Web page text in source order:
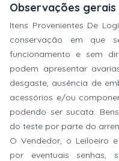
Observações gerais
Itens Provenientes De
conservação em que
funcionamento e sem
podem apresentar
desgaste, ausência de
acessórios e/ou
podendo ser sucata.
do teste por parte do
O Vendedor, o Leiloeiro
por eventuais senhas,